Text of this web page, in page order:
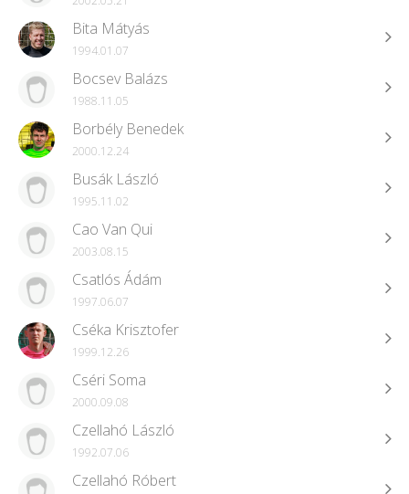
Bita Mátyás
1994.01.07
Bocsev Balázs
1988.11.05
Borbély Benedek
2000.12.24
Busák László
1995.11.02
Cao Van Qui
2003.08.15
Csatlós Ádám
1997.06.07
Cséka Krisztofer
1999.12.26
Cséri Soma
2000.09.08
Czellahó László
1992.07.06
Czellahó Róbert